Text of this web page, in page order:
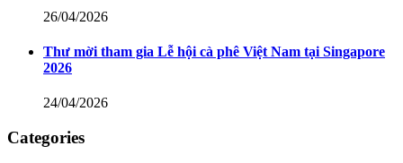
26/04/2026
Thư mời tham gia Lễ hội cà phê Việt Nam tại Singapore
2026
24/04/2026
Categories